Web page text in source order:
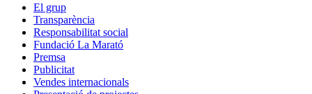
El grup
Transparència
Responsabilitat social
Fundació La Marató
Premsa
Publicitat
Vendes internacionals